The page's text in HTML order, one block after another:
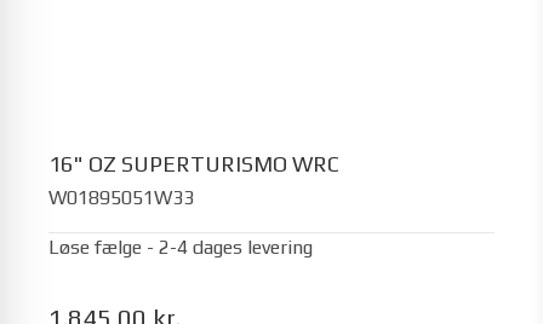
16" OZ SUPERTURISMO WRC
W01895051W33
Løse fælge - 2-4 dages levering
1.845,00 kr.